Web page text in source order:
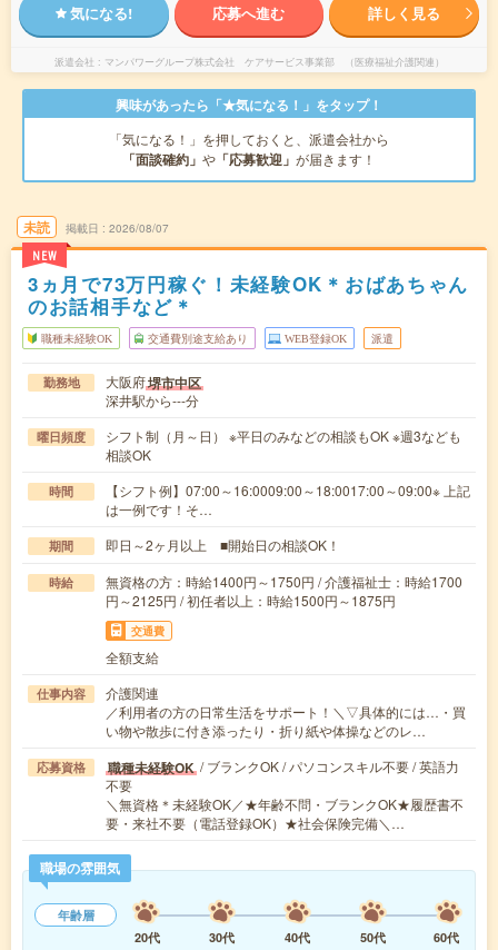
気になる! 応募へ進む 詳しく見る
派遣会社 マンパワーグループ株式会社 ケアサービス事業部 （医療福祉介護関連）
興味があったら「★気になる！」をタップ！
「気になる！」を押しておくと、派遣会社から
「面談確約」 や 「応募歓迎」 が届きます！
未読
NEW
掲載日 2026/08/07
3ヵ月で73万円稼ぐ！未経験OK＊おばあちゃん
のお話相手など＊
職種未経験OK 交通費別途支給あり WEB登録OK 派遣
勤務地 大阪府堺市中区
深井駅から---分
曜日頻度
シフト制（月～日） ※平日のみなどの相談もOK ※週3なども
相談OK
時間
【シフト例】07:00～16:0009:00～18:0017:00～09:00※ 上記
は一例です！そ…
期間 即日～2ヶ月以上 ■開始日の相談OK！
時給
無資格の方：時給1400円～1750円 / 介護福祉士：時給1700
円～2125円 / 初任者以上：時給1500円～1875円
交通費
全額支給
仕事内容
介護関連
／利用者の方の日常生活をサポート！＼▽具体的には…・買
い物や散歩に付き添ったり・折り紙や体操などのレ…
応募資格 職種未経験OK / ブランクOK / パソコンスキル不要 / 英語力
不要
＼無資格＊未経験OK／★年齢不問・ブランクOK★履歴書不
要・来社不要（電話登録OK）★社会保険完備＼…
職場の雰囲気
年齢層
20代
30代 40代 50代
60代